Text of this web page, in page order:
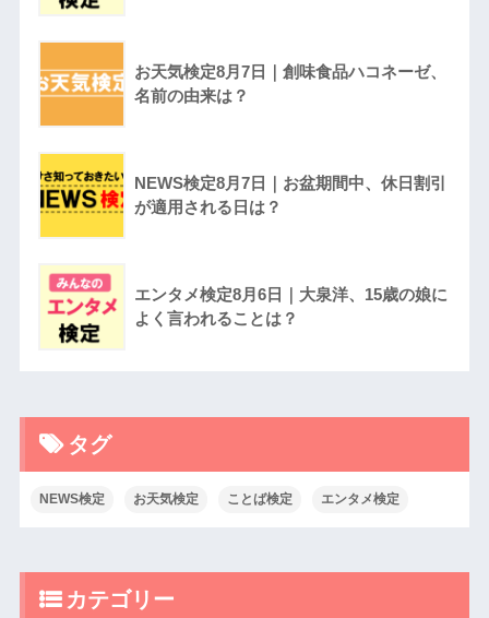
お天気検定8月7日｜創味食品ハコネーゼ、
名前の由来は？
NEWS検定8月7日｜お盆期間中、休日割引
が適用される日は？
エンタメ検定8月6日｜大泉洋、15歳の娘に
よく言われることは？
タグ
NEWS検定 お天気検定 ことば検定 エンタメ検定
カテゴリー